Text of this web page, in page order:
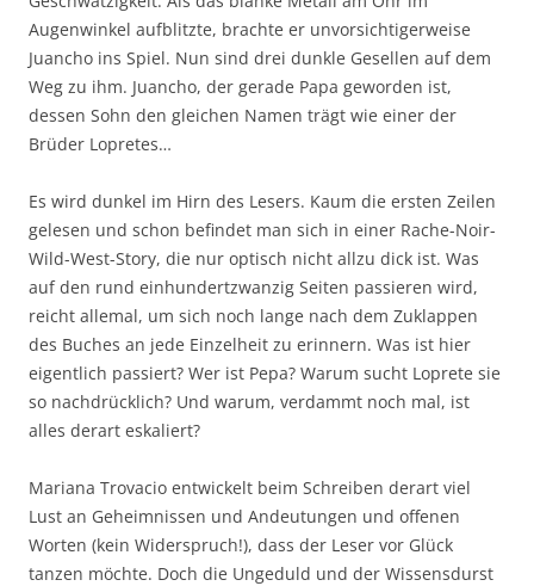
Augenwinkel aufblitzte, brachte er unvorsichtigerweise
Juancho ins Spiel. Nun sind drei dunkle Gesellen auf dem
Weg zu ihm. Juancho, der gerade Papa geworden ist,
dessen Sohn den gleichen Namen trägt wie einer der
Brüder Lopretes…
Es wird dunkel im Hirn des Lesers. Kaum die ersten Zeilen
gelesen und schon befindet man sich in einer Rache-Noir-
Wild-West-Story, die nur optisch nicht allzu dick ist. Was
auf den rund einhundertzwanzig Seiten passieren wird,
reicht allemal, um sich noch lange nach dem Zuklappen
des Buches an jede Einzelheit zu erinnern. Was ist hier
eigentlich passiert? Wer ist Pepa? Warum sucht Loprete sie
so nachdrücklich? Und warum, verdammt noch mal, ist
alles derart eskaliert?
Mariana Trovacio entwickelt beim Schreiben derart viel
Lust an Geheimnissen und Andeutungen und offenen
Worten (kein Widerspruch!), dass der Leser vor Glück
tanzen möchte. Doch die Ungeduld und der Wissensdurst